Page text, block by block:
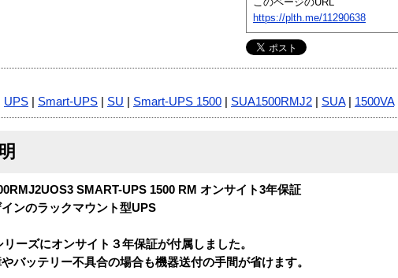
https://plth.me/11290638
UPS Smart-UPS SU Smart-UPS 1500 SUA1500RMJ2 SUA| 1500VA|
SMART-UPS 1500 RM オンサイト3年保証
ンのラックマウント型UPS
ーズにオンサイト３年保証が付属しました。
バッテリー不具合の場合も機器送付の手間が省けます。